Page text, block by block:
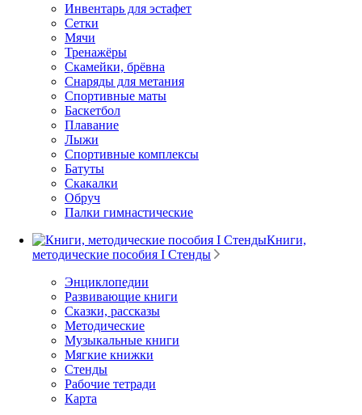
Инвентарь для эстафет
Сетки
Мячи
Тренажёры
Скамейки, брёвна
Снаряды для метания
Спортивные маты
Баскетбол
Плавание
Лыжи
Спортивные комплексы
Батуты
Скакалки
Обруч
Палки гимнастические
Книги,
методические пособия I Стенды
Энциклопедии
Развивающие книги
Сказки, рассказы
Методические
Музыкальные книги
Мягкие книжки
Стенды
Рабочие тетради
Карта